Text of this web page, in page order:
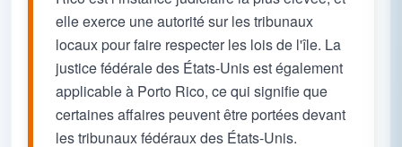
elle exerce une autorité sur les tribunaux
locaux pour faire respecter les lois de l'île. La
justice fédérale des États-Unis est également
applicable à Porto Rico, ce qui signifie que
certaines affaires peuvent être portées devant
les tribunaux fédéraux des États-Unis.